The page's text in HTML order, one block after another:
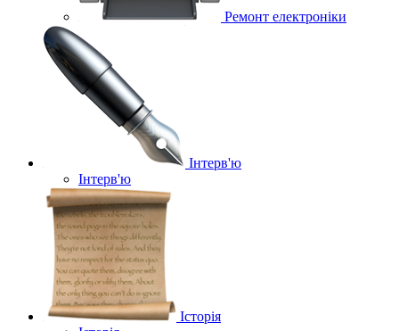
Ремонт електроніки
Інтерв'ю
Інтерв'ю
Історія